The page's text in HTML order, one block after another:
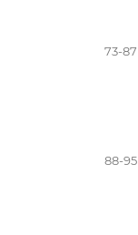
73-87
88-95